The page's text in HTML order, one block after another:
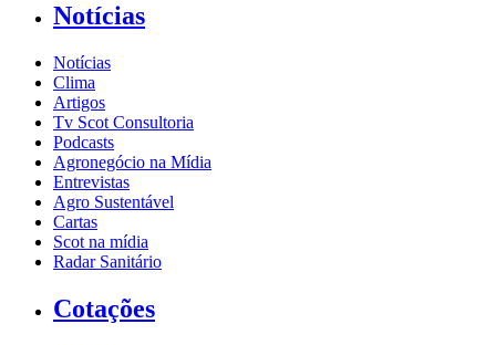
Notícias
Notícias
Clima
Artigos
Tv Scot Consultoria
Podcasts
Agronegócio na Mídia
Entrevistas
Agro Sustentável
Cartas
Scot na mídia
Radar Sanitário
Cotações